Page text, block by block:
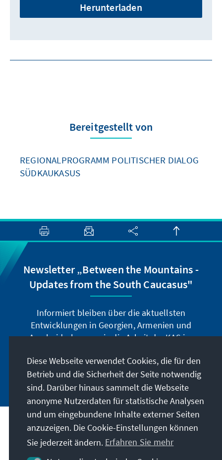
Herunterladen
Bereitgestellt von
REGIONALPROGRAMM POLITISCHER DIALOG
SÜDKAUKASUS
Newsletter „Between the Mountains -
Updates from the South Caucasus"
Informiert bleiben über die aktuellsten
Entwicklungen in Georgien, Armenien und
Aserbaidschan sowie die Arbeit der KAS im
Jetzt abonnieren
Anschrift
Kontakt
Diese Webseite verwendet Cookies, die für den
Betrieb und die Sicherheit der Seite notwendig
sind. Darüber hinaus sammelt die Webseite
anonyme Nutzerdaten für statistische Analysen
und um eingebundene Inhalte externer Seiten
anzuzeigen. Die Cookie-Einstellungen können
Sie jederzeit ändern. Erfahren Sie mehr